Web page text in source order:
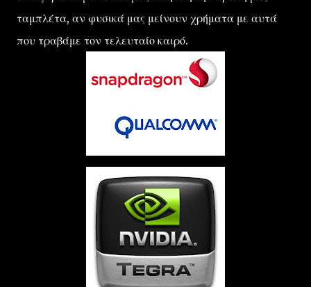
ταμπλέτα, αν φυσικά μας μείνουν χρήματα με αυτά
που τραβάμε τον τελευταίο καιρό.